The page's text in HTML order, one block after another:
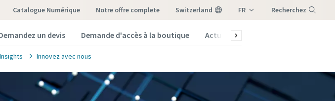
Catalogue Numérique notre offre complete Switzerland FR Recherchez
un devis Demande d'accès à la boutique Actualités et Insights
Innovez avec nous